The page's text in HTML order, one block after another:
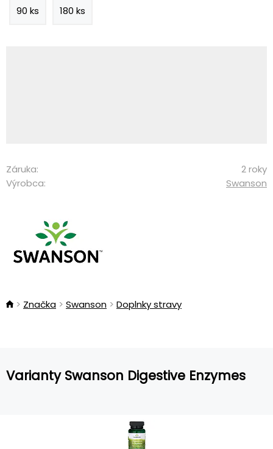
90 ks
180 ks
Záruka:
2 roky
Výrobca:
Swanson
Značka Swanson Doplnky stravy
Varianty Swanson Digestive Enzymes